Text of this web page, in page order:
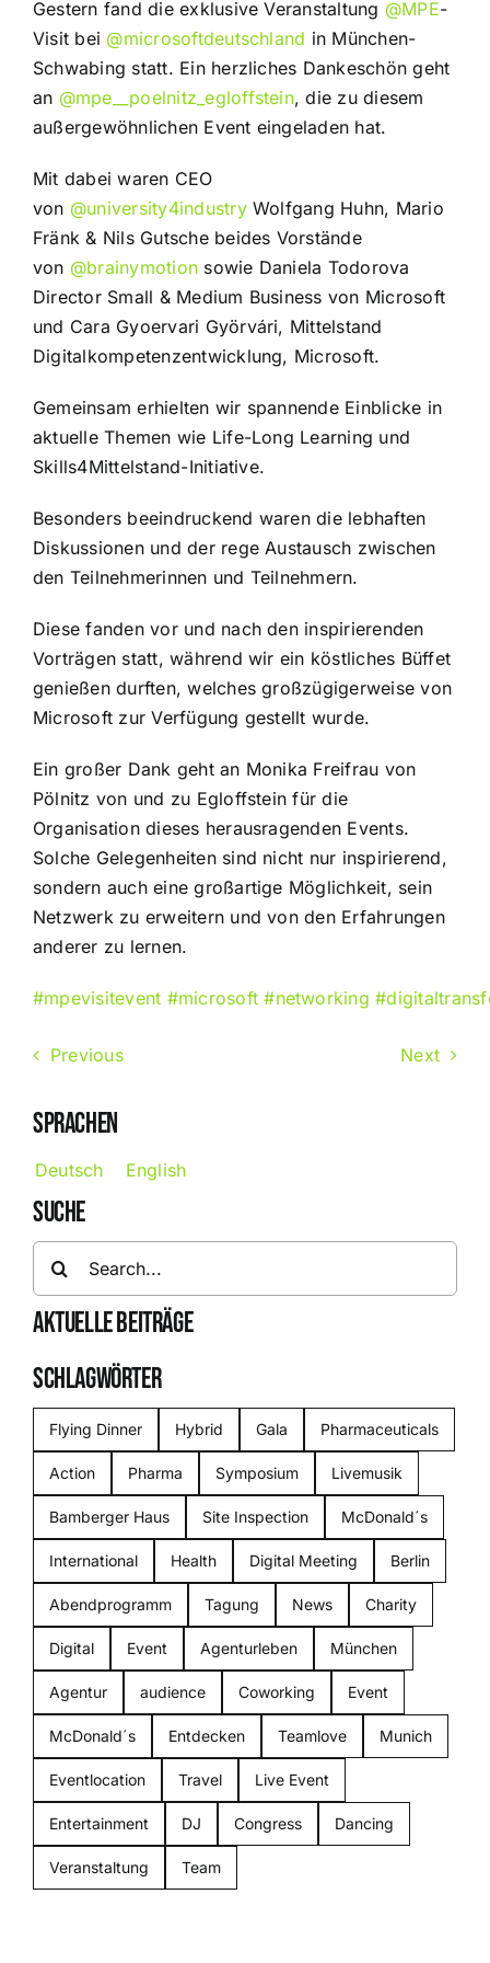
Gestern fand die exklusive Veranstaltung @MPE-
Visit bei @microsoftdeutschland in München-
Schwabing statt. Ein herzliches Dankeschön geht
an @mpe__poelnitz_egloffstein, die zu diesem
außergewöhnlichen Event eingeladen hat.
Mit dabei waren CEO
von @university4industryWolfgang Huhn, Mario
Fränk & Nils Gutsche beides Vorstände
von @brainymotion sowie Daniela Todorova
Director Small & Medium Business von Microsoft
und Cara Gyoervari Györvári, Mittelstand
Digitalkompetenzentwicklung, Microsoft.
Gemeinsam erhielten wir spannende Einblicke in
aktuelle Themen wie Life-Long Learning und
Skills4Mittelstand-Initiative.
Besonders beeindruckend waren die lebhaften
Diskussionen und der rege Austausch zwischen
den Teilnehmerinnen und Teilnehmern.
Diese fanden vor und nach den inspirierenden
Vorträgen statt, während wir ein köstliches Büffet
genießen durften, welches großzügigerweise von
Microsoft zur Verfügung gestellt wurde.
Ein großer Dank geht an Monika Freifrau von
Pölnitz von und zu Egloffstein für die
Organisation dieses herausragenden Events.
Solche Gelegenheiten sind nicht nur inspirierend,
sondern auch eine großartige Möglichkeit, sein
Netzwerk zu erweitern und von den Erfahrungen
anderer zu lernen.
#mpevisitevent #microsoft #networking
Previous Next
SPRACHEN
Deutsch English
SUCHE
AKTUELLE BEITRÄGE
SCHLAGWÖRTER
Flying Dinner Hybrid Gala Pharmaceuticals
Action Pharma Symposium Livemusik
Bamberger Haus Site Inspection McDonald´s
International Health Digital Meeting Berlin
Abendprogramm Tagung News Charity
Digital Event Agenturleben München
Agentur audience Coworking Event
McDonald´s Entdecken Teamlove Munich
Eventlocation Travel Live Event
Entertainment DJ Congress Dancing
Veranstaltung Team